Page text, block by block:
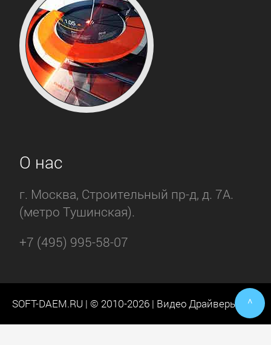
О нас
г. Москва, Строительный пр-д, д. 7А.
(метро Тушинская).
+7 (495) 995-58-07
SOFT-DAEM.RU | © 2010-2026 | Видео Драйверы ^